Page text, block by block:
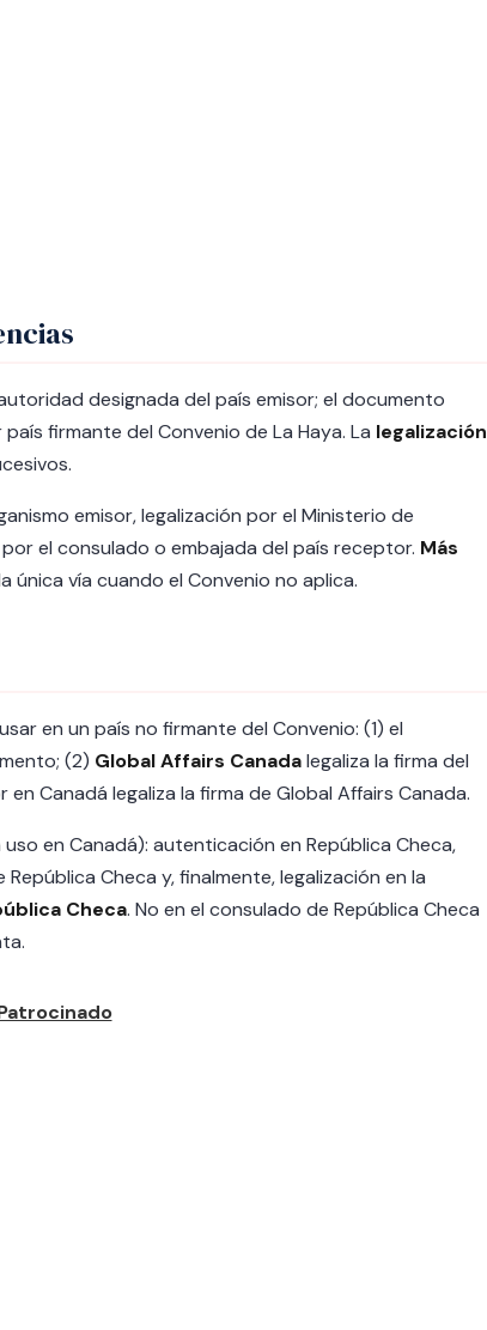
designada del país emisor; el documento
firmante del Convenio de La Haya. La legalización
emisor, legalización por el Ministerio de
el consulado o embajada del país receptor. Más
única vía cuando el Convenio no aplica.
en un país no firmante del Convenio: (1) el
(2) Global Affairs Canadalegaliza la firma del
Canadá legaliza la firma de Global Affairs Canada.
en Canadá): autenticación en República Checa,
Checa y, finalmente, legalización en la
Checa. No en el consulado de República Checa